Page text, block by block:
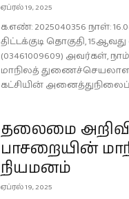
ஏப்ரல் 19, 2025
க.எண்: 2025040356 நாள்:
திட்டக்குடி தொகுதி,
(03461009609) அவர்கள்,
மாநிலத்
கட்சியின்
தலைமை
பாசறையின்
நியமனம்
ஏப்ரல் 19, 2025